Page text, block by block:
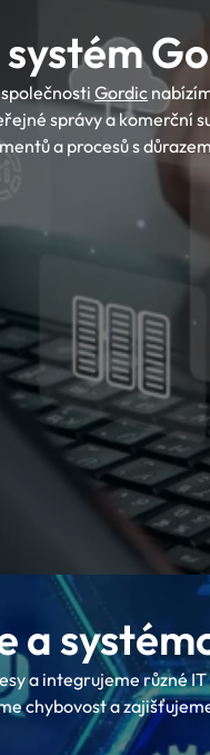
Gordic
správy a komerční
a procesů s
a
a integrujeme různé
chybovost a